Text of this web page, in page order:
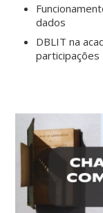
dados
DBLIT na
participações